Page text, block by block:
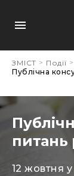
ЗМІСТ > Події >
Публічна
питань
12 жовтня